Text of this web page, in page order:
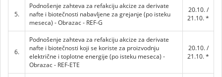
5.
Podnošenje zahteva za refakciju akcize za derivate
nafte i biotečnosti nabavljene za grejanje (po isteku
meseca) - Obrazac - REF-G
20.10. /
21.10. *
6.
Podnošenje zahteva za refakciju akcize za derivate
nafte i biotečnosti koji se koriste za proizvodnju
električne i toplotne energije (po isteku meseca) -
Obrazac - REF-ETE
20.10. /
21.10. *